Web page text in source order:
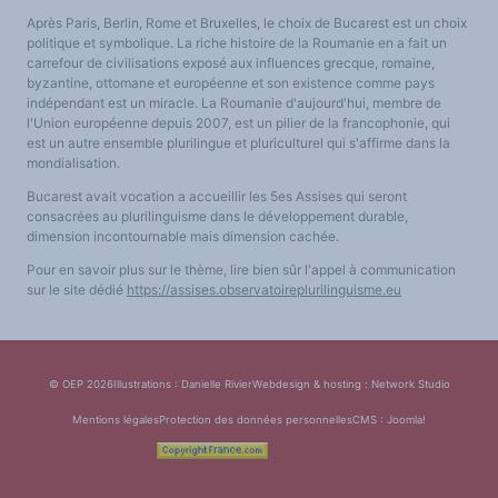
Après Paris, Berlin, Rome et Bruxelles, le choix de Bucarest est un choix
politique et symbolique. La riche histoire de la Roumanie en a fait un
carrefour de civilisations exposé aux influences grecque, romaine,
byzantine, ottomane et européenne et son existence comme pays
indépendant est un miracle. La Roumanie d'aujourd'hui, membre de
l'Union européenne depuis 2007, est un pilier de la francophonie, qui
est un autre ensemble plurilingue et pluriculturel qui s'affirme dans la
mondialisation.
Bucarest avait vocation a accueillir les 5es Assises qui seront
consacrées au plurilinguisme dans le développement durable,
dimension incontournable mais dimension cachée.
Pour en savoir plus sur le thème, lire bien sûr l'appel à communication
sur le site dédié https://assises.observatoireplurilinguisme.eu
© OEP 2026Illustrations : Danielle RivierWebdesign & hosting : Network Studio
Mentions légalesProtection des données personnellesCMS : Joomla!